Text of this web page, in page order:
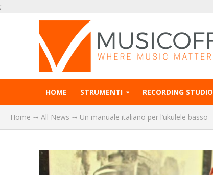
;
HOME STRUMENTI RECORDING STUDIO
Home ➟ All News ➟ Un manuale italiano per l’ukulele basso